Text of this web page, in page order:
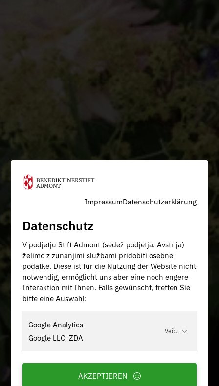
ImpressumDatenschutzerklärung
Datenschutz
V podjetju Stift Admont (sedež podjetja: Avstrija)
želimo z zunanjimi službami pridobiti osebne
podatke. Diese ist für die Nutzung der Website nicht
notwendig, ermöglicht uns aber eine noch engere
Interaktion mit Ihnen. Falls gewünscht, treffen Sie
bitte eine Auswahl:
Google Analytics
Google LLC, ZDA
Več...
AKZEPTIEREN